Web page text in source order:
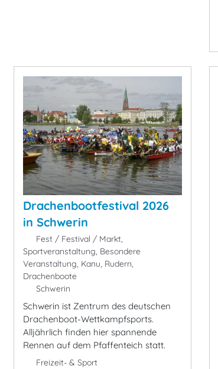
Drachenbootfestival 2026
in Schwerin
Fest / Festival / Markt,
Sportveranstaltung, Besondere
Veranstaltung, Kanu, Rudern,
Drachenboote
Schwerin
Schwerin ist Zentrum des deutschen
Drachenboot-Wettkampfsports.
Alljährlich finden hier spannende
Rennen auf dem Pfaffenteich statt.
Freizeit- & Sport